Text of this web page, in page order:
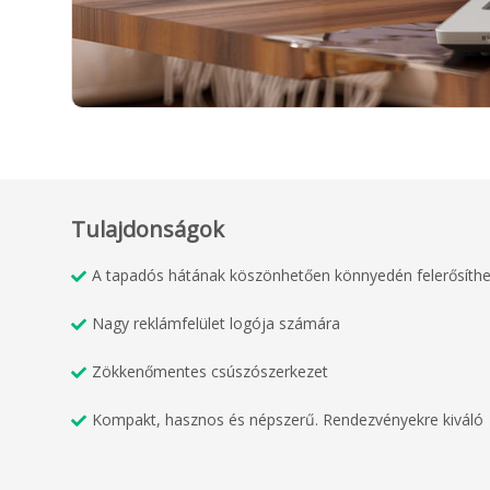
Tulajdonságok
A tapadós hátának köszönhetően könnyedén
Nagy reklámfelület logója számára
Zökkenőmentes csúszószerkezet
Kompakt, hasznos és népszerű. Rendezvényekre kiváló